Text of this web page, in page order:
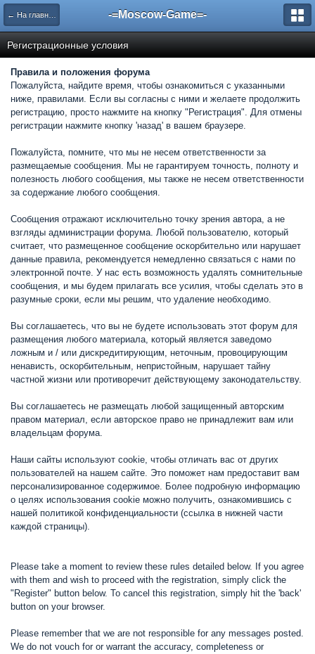
← На главную -=Moscow-Game=-
Регистрационные условия
Правила и положения форума
Пожалуйста, найдите время, чтобы ознакомиться с указанными
ниже, правилами. Если вы согласны с ними и желаете продолжить
регистрацию, просто нажмите на кнопку "Регистрация". Для отмены
регистрации нажмите кнопку 'назад' в вашем браузере.
Пожалуйста, помните, что мы не несем ответственности за
размещаемые сообщения. Мы не гарантируем точность, полноту и
полезность любого сообщения, мы также не несем ответственности
за содержание любого сообщения.
Сообщения отражают исключительно точку зрения автора, а не
взгляды администрации форума. Любой пользователю, который
считает, что размещенное сообщение оскорбительно или нарушает
данные правила, рекомендуется немедленно связаться с нами по
электронной почте. У нас есть возможность удалять сомнительные
сообщения, и мы будем прилагать все усилия, чтобы сделать это в
разумные сроки, если мы решим, что удаление необходимо.
Вы соглашаетесь, что вы не будете использовать этот форум для
размещения любого материала, который является заведомо
ложным и / или дискредитирующим, неточным, провоцирующим
ненависть, оскорбительным, непристойным, нарушает тайну
частной жизни или противоречит действующему законодательству.
Вы соглашаетесь не размещать любой защищенный авторским
правом материал, если авторское право не принадлежит вам или
владельцам форума.
Наши сайты используют cookie, чтобы отличать вас от других
пользователей на нашем сайте. Это поможет нам предоставит вам
персонализированное содержимое. Более подробную информацию
о целях использования cookie можно получить, ознакомившись с
нашей политикой конфиденциальности (ссылка в нижней части
каждой страницы).
Please take a moment to review these rules detailed below. If you agree
with them and wish to proceed with the registration, simply click the
"Register" button below. To cancel this registration, simply hit the 'back'
button on your browser.
Please remember that we are not responsible for any messages posted.
We do not vouch for or warrant the accuracy, completeness or